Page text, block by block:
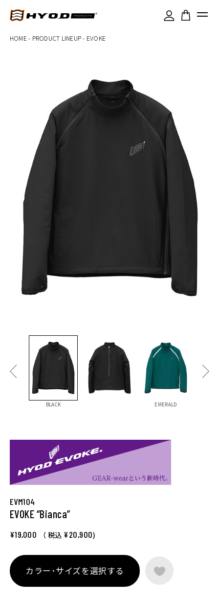
HOME - PRODUCT LINEUP- EVOKE
BLACK EMERALD
EVM104
EVOKE “Bianca”
¥19,000 （ 税込 ¥20,900)
カラー･サイズを選択する
×